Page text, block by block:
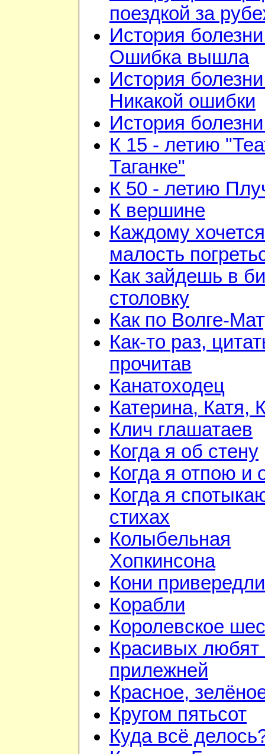
поездкой за
История
Ошибка вышла
История
Никакой ошибки
История
К 15 - летию
Таганке"
К 50 - летию
К вершине
Каждому хочется
малость
Как зайдешь в
столовку
Как по Волге-
Как-то раз,
прочитав
Канатоходец
Катерина, Катя,
Клич глашатаев
Когда я об стену
Когда я отпою и
Когда я
стихах
Колыбельная
Хопкинсона
Кони
Корабли
Королевское
Красивых
прилежней
Красное,
Кругом пятьсот
Куда всё